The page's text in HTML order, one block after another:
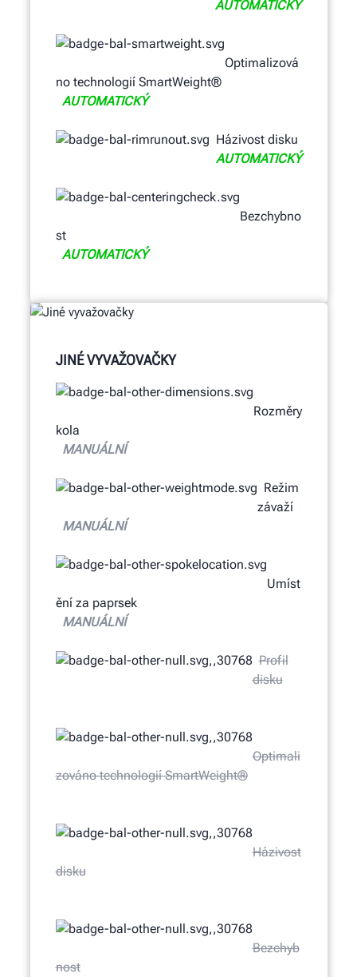
AUTOMATICKÝ
Optimalizová
no technologií SmartWeight®
AUTOMATICKÝ
Házivost disku
AUTOMATICKÝ
Bezchybno
st
AUTOMATICKÝ
JINÉ VYVAŽOVAČKY
Rozměry
kola
MANUÁLNÍ
Režim
závaží
MANUÁLNÍ
Umíst
ění za paprsek
MANUÁLNÍ
Profil
disku
Optimali
zováno technologií SmartWeight®
Házivost
disku
Bezchyb
nost